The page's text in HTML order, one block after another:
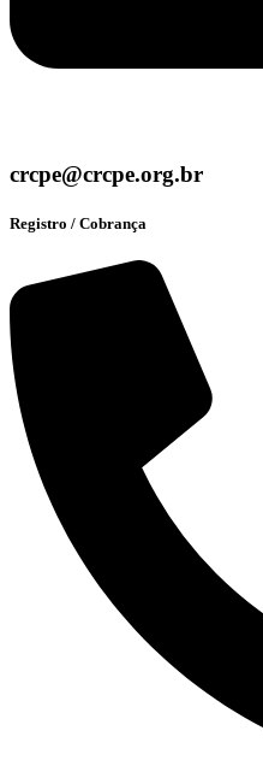
crcpe@crcpe.org.br
Registro / Cobrança